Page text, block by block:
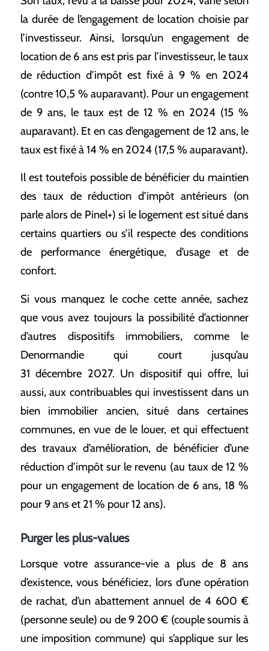
la durée de l’engagement de location choisie par
l’investisseur. Ainsi, lorsqu’un engagement de
location de 6 ans est pris par l’investisseur, le taux
de réduction d’impôt est fixé à 9 % en 2024
(contre 10,5 % auparavant). Pour un engagement
de 9 ans, le taux est de 12 % en 2024 (15 %
auparavant). Et en cas d’engagement de 12 ans, le
taux est fixé à 14 % en 2024 (17,5 % auparavant).
Il est toutefois possible de bénéficier du maintien
des taux de réduction d’impôt antérieurs (on
parle alors de Pinel+) si le logement est situé dans
certains quartiers ou s’il respecte des conditions
de performance énergétique, d’usage et de
confort.
Si vous manquez le coche cette année, sachez
que vous avez toujours la possibilité d’actionner
d’autres dispositifs immobiliers, comme le
Denormandie qui court jusqu’au
31 décembre 2027. Un dispositif qui offre, lui
aussi, aux contribuables qui investissent dans un
bien immobilier ancien, situé dans certaines
communes, en vue de le louer, et qui effectuent
des travaux d’amélioration, de bénéficier d’une
réduction d’impôt sur le revenu (au taux de 12 %
pour un engagement de location de 6 ans, 18 %
pour 9 ans et 21 % pour 12 ans).
Purger les plus-values
Lorsque votre assurance-vie a plus de 8 ans
d’existence, vous bénéficiez, lors d’une opération
de rachat, d’un abattement annuel de 4 600 €
(personne seule) ou de 9 200 € (couple soumis à
une imposition commune) qui s’applique sur les